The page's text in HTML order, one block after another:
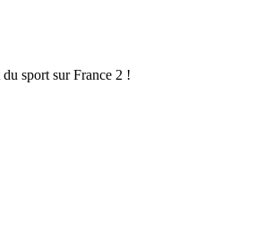
sport sur France 2 !